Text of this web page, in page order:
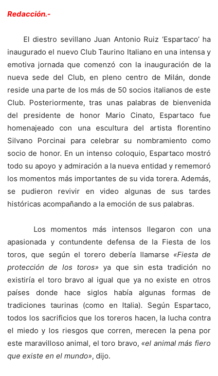
Redacción.-
El diestro sevillano Juan Antonio Ruiz ‘Espartaco’ ha
inaugurado el nuevo Club Taurino Italiano en una intensa y
emotiva jornada que comenzó con la inauguración de la
nueva sede del Club, en pleno centro de Milán, donde
reside una parte de los más de 50 socios italianos de este
Club. Posteriormente, tras unas palabras de bienvenida
del presidente de honor Mario Cinato, Espartaco fue
homenajeado con una escultura del artista florentino
Silvano Porcinai para celebrar su nombramiento como
socio de honor. En un intenso coloquio, Espartaco mostró
todo su apoyo y admiración a la nueva entidad y rememoró
los momentos más importantes de su vida torera. Además,
se pudieron revivir en video algunas de sus tardes
históricas acompañando a la emoción de sus palabras.
Los momentos más intensos llegaron con una
apasionada y contundente defensa de la Fiesta de los
toros, que según el torero debería llamarse «Fiesta de
protección de los toros» ya que sin esta tradición no
existiría el toro bravo al igual que ya no existe en otros
países donde hace siglos había algunas formas de
tradiciones taurinas (como en Italia). Según Espartaco,
todos los sacrificios que los toreros hacen, la lucha contra
el miedo y los riesgos que corren, merecen la pena por
este maravilloso animal, el toro bravo, «el animal más fiero
que existe en el mundo», dijo.